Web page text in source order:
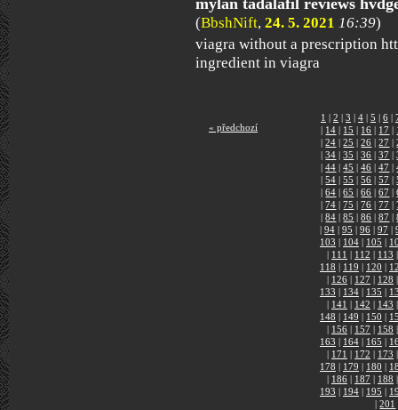
mylan tadalafil reviews
(BbshNift, 24. 5. 2021 16:39)
viagra without a prescription
ingredient in viagra
« předchozí
1 | 2 | 3 | 4 | 5 | 6 |
| 14 | 15 | 16 | 17 |
| 24 | 25 | 26 | 27 |
| 34 | 35 | 36 | 37 |
| 44 | 45 | 46 | 47 |
| 54 | 55 | 56 | 57 |
| 64 | 65 | 66 | 67 |
| 74 | 75 | 76 | 77 |
| 84 | 85 | 86 | 87 |
| 94 | 95 | 96 | 97 |
103 | 104 | 105 |
| 111 | 112 | 113 |
118 | 119 | 120 |
| 126 | 127 | 128 |
133 | 134 | 135 |
| 141 | 142 | 143 |
148 | 149 | 150 |
| 156 | 157 | 158 |
163 | 164 | 165 |
| 171 | 172 | 173 |
178 | 179 | 180 |
| 186 | 187 | 188 |
193 | 194 | 195 |
| 201